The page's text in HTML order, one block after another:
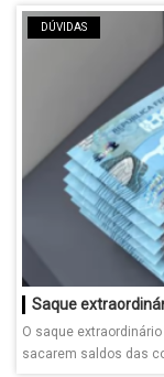
DÚVIDAS
Saque
O saque
sacarem saldos das